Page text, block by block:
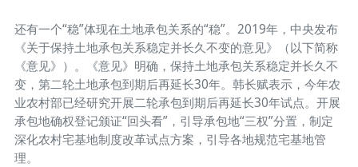
还有一个“稳”体现在土地承包关系的“稳”。2019年，中央发布
《关于保持土地承包关系稳定并长久不变的意见》（以下简称
《意见》）。《意见》明确，保持土地承包关系稳定并长久不
变，第二轮土地承包到期后再延长30年。韩长赋表示，今年农
业农村部已经研究开展二轮承包到期后再延长30年试点。开展
承包地确权登记颁证“回头看”，引导承包地“三权”分置，制定
深化农村宅基地制度改革试点方案，引导各地规范宅基地管
理。